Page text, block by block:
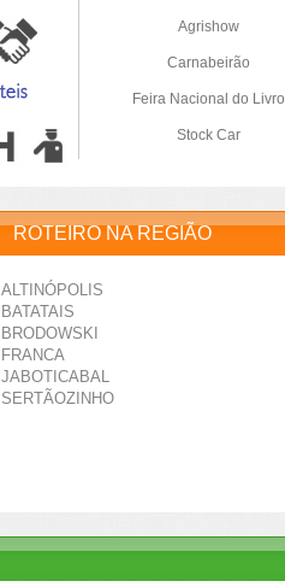
Agrishow
Carnabeirão
Feira Nacional do Livro
Stock Car
ROTEIRO NA REGIÃO
ALTINÓPOLIS
BATATAIS
BRODOWSKI
FRANCA
JABOTICABAL
SERTÃOZINHO